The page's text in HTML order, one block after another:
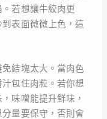
若想讓牛絞肉更
表面微微上色，這
結塊太大。當肉色
包住肉粒。若你想
味噌能提升鮮味，
量要保守，否則會